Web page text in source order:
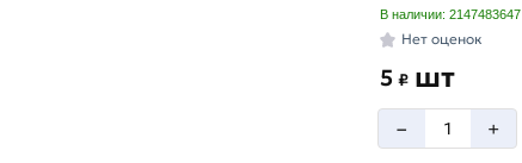
В наличии: 2147483647
Нет оценок
5 ₽ шт
– +